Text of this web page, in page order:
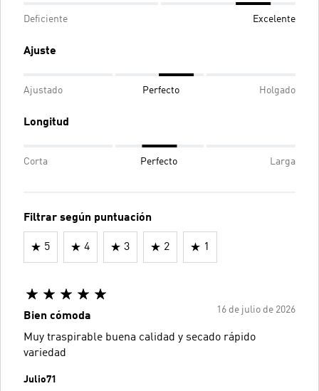
Deficiente Excelente
Ajuste
Ajustado Perfecto Holgado
Longitud
Corta Perfecto Larga
Filtrar según puntuación
5 4 3 2 1
16 de julio de 2026
Bien cómoda
Muy traspirable buena calidad y secado rápido
variedad
Julio71